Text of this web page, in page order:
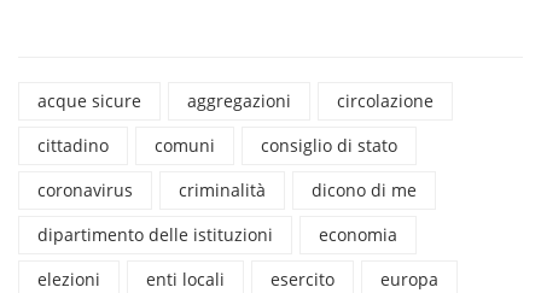
acque sicure aggregazioni
circolazione
cittadino
comuni
consiglio di stato
coronavirus
criminalità
dicono di me
dipartimento delle istituzioni
economia
elezioni
enti locali esercito
europa